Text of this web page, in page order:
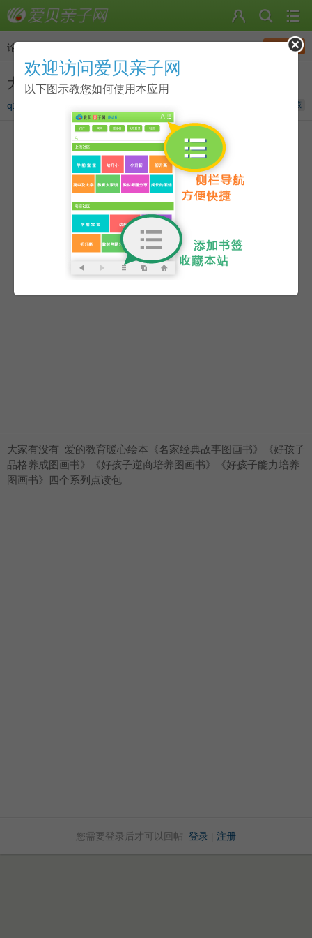
论坛 发帖
大家有没有 爱的教育暖心绘本 的点读包
收藏
q1808087865
大家有没有 爱的教育暖心绘本《名家经典故事图画书》《好孩子
品格养成图画书》《好孩子逆商培养图画书》《好孩子能力培养
图画书》四个系列点读包
您需要登录后才可以回帖 登录 注册
欢迎访问爱贝亲子网
以下图示教您如何使用本应用